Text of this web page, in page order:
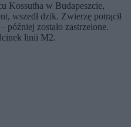
Kossutha w Budapeszcie,
wszedł dzik. Zwierzę potrącił
później zostało zastrzelone.
linii M2.